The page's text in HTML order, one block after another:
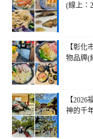
(線上：
【彰化
物品牌(
【
神的千